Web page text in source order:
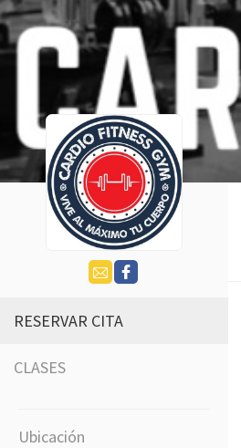
RESERVAR CITA
CLASES
Ubicación